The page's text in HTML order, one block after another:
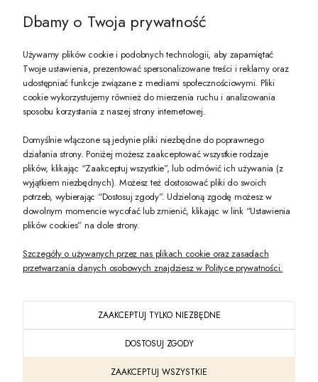
PREZENT DLA CIEBIE!
-10% na pierwsze zakupy na zeccoro.pl Gdy zapiszesz się do naszego
Twoje dane będą przetwarzane zgodnie z nasząpolityką prywatności
POKAŻ PEŁNĄ WERSJĘ STRONY
Sklep internetowy Shoper Premium
Dbamy o Twoja prywatność
Używamy plików cookie i podobnych technologii, aby zapamiętać
Twoje ustawienia, prezentować spersonalizowane treści i reklamy oraz
udostępniać funkcje związane z mediami społecznościowymi. Pliki
cookie wykorzystujemy również do mierzenia ruchu i analizowania
sposobu korzystania z naszej strony internetowej.
Domyślnie włączone są jedynie pliki niezbędne do poprawnego
działania strony. Poniżej możesz zaakceptować wszystkie rodzaje
plików, klikając “Zaakceptuj wszystkie”, lub odmówić ich używania (z
wyjątkiem niezbędnych). Możesz też dostosować pliki do swoich
potrzeb, wybierając “Dostosuj zgody”. Udzieloną zgodę możesz w
dowolnym momencie wycofać lub zmienić, klikając w link “Ustawienia
plików cookies” na dole strony.
Szczegóły o używanych przez nas plikach cookie oraz zasadach
przetwarzania danych osobowych znajdziesz w Polityce prywatności.
ZAAKCEPTUJ TYLKO NIEZBĘDNE
DOSTOSUJ ZGODY
ZAAKCEPTUJ WSZYSTKIE